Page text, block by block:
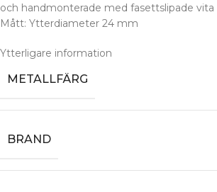
och handmonterade med fasettslipade vita
Mått: Ytterdiameter 24 mm
Ytterligare information
METALLFÄRG
BRAND